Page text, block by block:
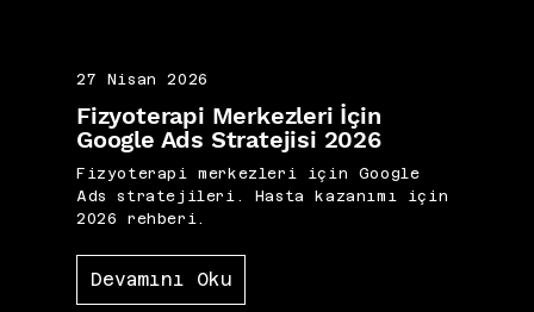
27 Nisan 2026
Fizyoterapi Merkezleri İçin
Google Ads Stratejisi 2026
Fizyoterapi merkezleri için Google
Ads stratejileri. Hasta kazanımı için
2026 rehberi.
Devamını Oku